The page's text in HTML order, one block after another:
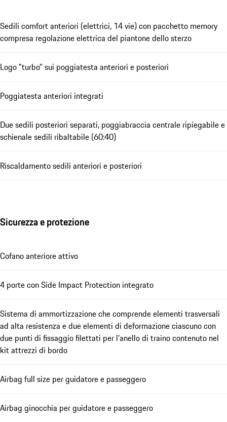
Sedili comfort anteriori (elettrici, 14 vie) con pacchetto memory
compresa regolazione elettrica del piantone dello sterzo
Logo "turbo" sui poggiatesta anteriori e posteriori
Poggiatesta anteriori integrati
Due sedili posteriori separati, poggiabraccia centrale ripiegabile e
schienale sedili ribaltabile (60:40)
Riscaldamento sedili anteriori e posteriori
Sicurezza e protezione
Cofano anteriore attivo
4 porte con Side Impact Protection integrato
Sistema di ammortizzazione che comprende elementi trasversali
ad alta resistenza e due elementi di deformazione ciascuno con
due punti di fissaggio filettati per l'anello di traino contenuto nel
kit attrezzi di bordo
Airbag full size per guidatore e passeggero
Airbag ginocchia per guidatore e passeggero